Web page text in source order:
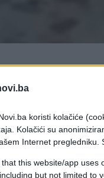
koristi kolačiće
Kolačići su
Internet pregledniku.
that this website/app
but not limited to
koje je